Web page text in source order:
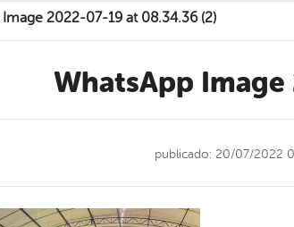
Image 2022-07-19 at 08.34.36 (2)
WhatsApp
publicado: 20/07/2022